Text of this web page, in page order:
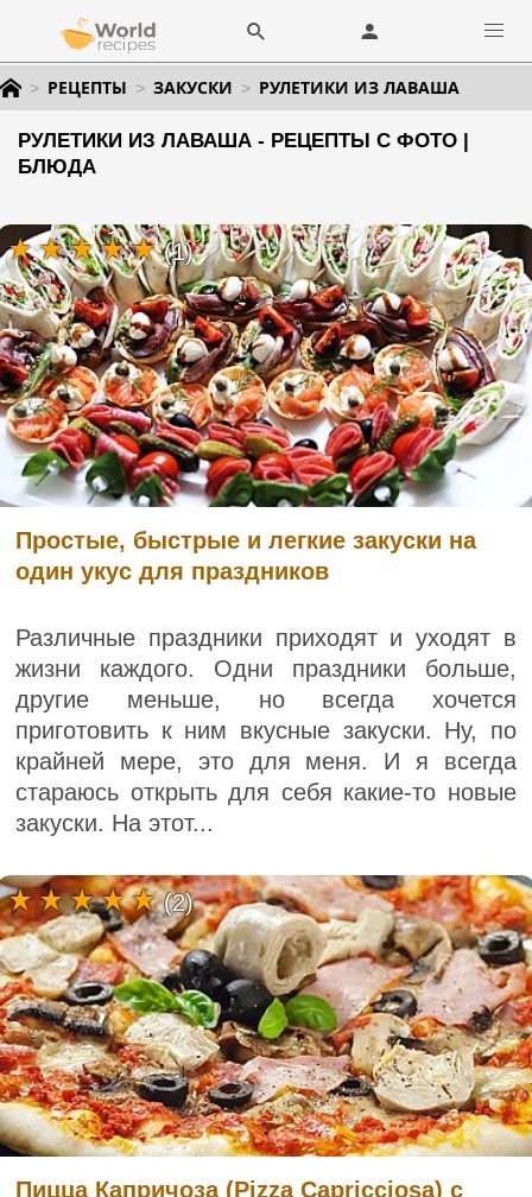
РЕЦЕПТЫ ЗАКУСКИ РУЛЕТИКИ ИЗ ЛАВАША
РУЛЕТИКИ ИЗ ЛАВАША - РЕЦЕПТЫ С ФОТО |
БЛЮДА
Простые, быстрые и легкие закуски на
один укус для праздников
Различные праздники приходят и уходят в
жизни каждого. Одни праздники больше,
другие меньше, но всегда хочется
приготовить к ним вкусные закуски. Ну, по
крайней мере, это для меня. И я всегда
стараюсь открыть для себя какие-то новые
закуски. На этот...
(1)
Пицца Капричоза (Pizza Capricciosa) с
(2)